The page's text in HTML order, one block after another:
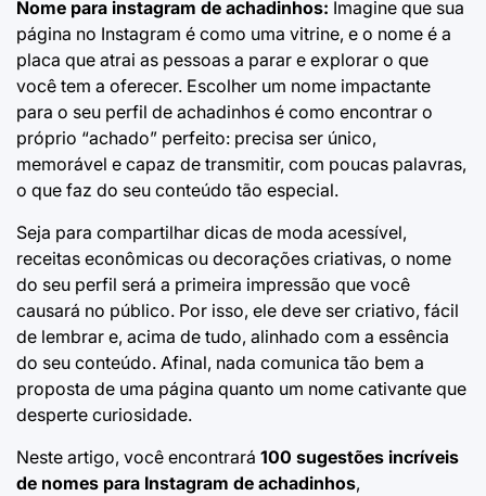
Nome para instagram de achadinhos: Imagine que sua
página no Instagram é como uma vitrine, e o nome é a
placa que atrai as pessoas a parar e explorar o que
você tem a oferecer. Escolher um nome impactante
para o seu perfil de achadinhos é como encontrar o
próprio “achado” perfeito: precisa ser único,
memorável e capaz de transmitir, com poucas palavras,
o que faz do seu conteúdo tão especial.
Seja para compartilhar dicas de moda acessível,
receitas econômicas ou decorações criativas, o nome
do seu perfil será a primeira impressão que você
causará no público. Por isso, ele deve ser criativo, fácil
de lembrar e, acima de tudo, alinhado com a essência
do seu conteúdo. Afinal, nada comunica tão bem a
proposta de uma página quanto um nome cativante que
desperte curiosidade.
Neste artigo, você encontrará 100 sugestões incríveis
de nomes para Instagram de achadinhos,